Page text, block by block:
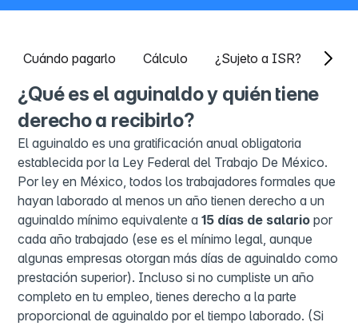
Cuándo pagarlo Cálculo ¿Sujeto a ISR?
¿Qué es el aguinaldo y quién tiene
derecho a recibirlo?
El aguinaldo es una gratificación anual obligatoria
establecida por la Ley Federal del Trabajo De México.
Por ley en México, todos los trabajadores formales que
hayan laborado al menos un año tienen derecho a un
aguinaldo mínimo equivalente a15 días de salario por
cada año trabajado (ese es el mínimo legal, aunque
algunas empresas otorgan más días de aguinaldo como
prestación superior). Incluso si no cumpliste un año
completo en tu empleo, tienes derecho a la parte
proporcional de aguinaldo por el tiempo laborado. (Si